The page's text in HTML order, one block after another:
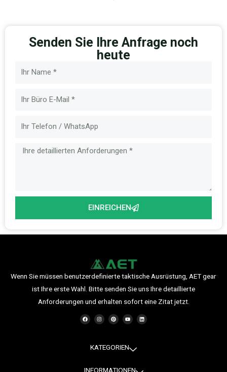
Senden Sie Ihre Anfrage noch
heute
EINREICHEN
Wenn Sie müssen benutzerdefinierte taktische Ausrüstung, AET gear
ist Ihre erste Wahl. Bitte senden Sie uns Ihre detaillierte
Anforderungen und erhalten sofort eine Zitat jetzt.
F
a
c
I
n
s
r
a
P
i
n
e
s
Y
o
u
e
L
i
n
KATEGORIEN
INFORMATIONEN